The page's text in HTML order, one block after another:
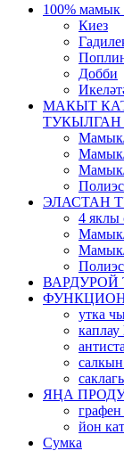
100%
Киез
Добби
МАКЫТ
ЭЛАСТАН
4 яклы
Мамык/
утка
ЯҢА
йон
Сумка